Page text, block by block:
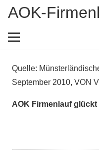
AOK-
Quelle:
September 2010, VON
AOK Firmenlauf glückt